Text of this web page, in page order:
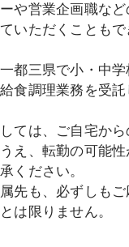
や営業企画職な
いただくこともで
都三県で小・中学
食調理業務を受託
ては、ご自宅か
え、転勤の可能
ください。
先も、必ずしもご
は限りません。